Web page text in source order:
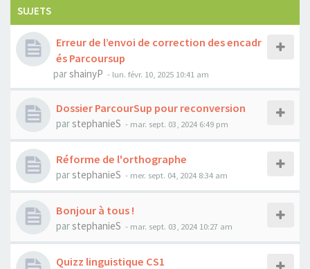
SUJETS
Erreur de l’envoi de correction des encadr
és Parcoursup
parshainyP - lun. févr. 10, 2025 10:41 am
Dossier ParcourSup pour reconversion
parstephanieS - mar. sept. 03, 2024 6:49 pm
Réforme de l'orthographe
parstephanieS - mer. sept. 04, 2024 8:34 am
Bonjour à tous !
parstephanieS - mar. sept. 03, 2024 10:27 am
Quizz linguistique CS1